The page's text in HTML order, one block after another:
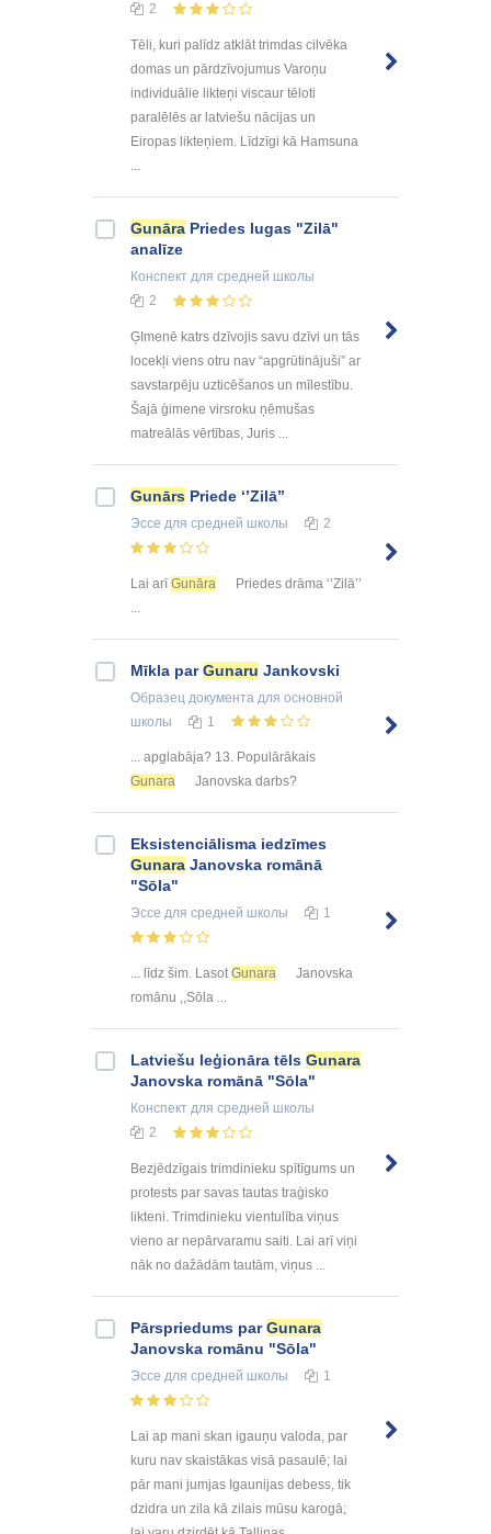
2
Tēli, kuri palīdz atklāt trimdas cilvēka
domas un pārdzīvojumus Varoņu
individuālie likteņi viscaur tēloti
paralēlēs ar latviešu nācijas un
Eiropas likteņiem. Līdzīgi kā Hamsuna
...
Gunāra Priedes lugas "Zilā"
analīze
Конспект для средней школы
2
ĢImenē katrs dzīvojis savu dzīvi un tās
locekļi viens otru nav “apgrūtinājuši” ar
savstarpēju uzticēšanos un mīlestību.
Šajā ģimene virsroku ņēmušas
matreālās vērtības, Juris ...
Gunārs Priede ‘’Zilā’’
Эссе для средней школы 2
Lai arīGunāra
Priedes drāma ‘’Zilā’’
Mīkla parGunaru Jankovski
Образец документа для основной
школы
1
... apglabāja? 13. Populārākais
Gunara
Janovska darbs?
Eksistenciālisma iedzīmes
Gunara Janovska romānā
"Sōla"
Эссе для средней школы 1
... līdz šim. LasotGunara
Janovska
romānu ,,Sōla ...
Latviešu leģionāra tēls Gunara
Janovska romānā "Sōla"
Конспект для средней школы
2
Bezjēdzīgais trimdinieku spītīgums un
protests par savas tautas traģisko
likteni. Trimdinieku vientulība viņus
vieno ar nepārvaramu saiti. Lai arī viņi
nāk no dažādām tautām, viņus ...
Pārspriedums parGunara
Janovska romānu "Sōla"
Эссе для средней школы 1
Lai ap mani skan igauņu valoda, par
kuru nav skaistākas visā pasaulē; lai
pār mani jumjas Igaunijas debess, tik
dzidra un zila kā zilais mūsu karogā;